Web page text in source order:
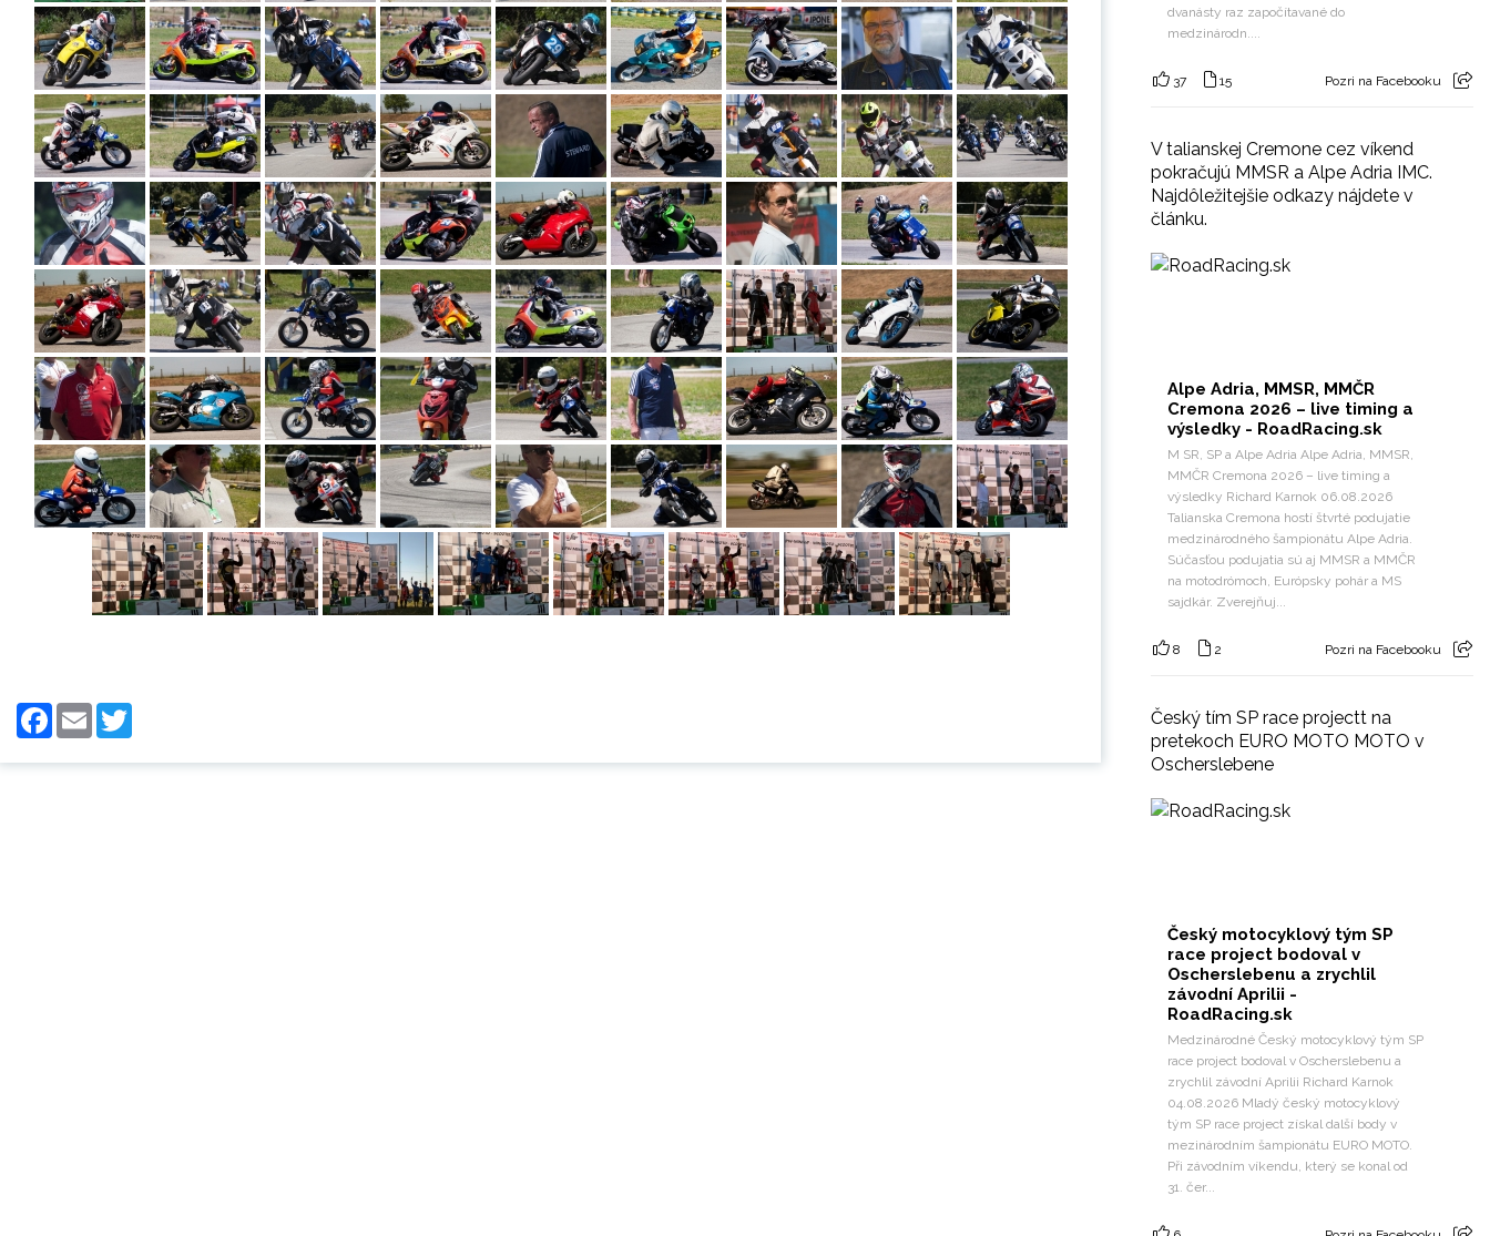
Facebook
Email
dvanásty raz započítavané do
medzinárodn....
37 15 Pozri na Facebooku
V talianskej Cremone cez víkend
pokračujú MMSR a Alpe Adria IMC.
Najdôležitejšie odkazy nájdete v
článku.
Alpe Adria, MMSR, MMČR
Cremona 2026 – live timing a
výsledky - RoadRacing.sk
M SR, SP a Alpe Adria Alpe Adria, MMSR,
MMČR Cremona 2026 – live timing a
výsledky Richard Karnok 06.08.2026
Talianska Cremona hostí štvrté podujatie
medzinárodného šampionátu Alpe Adria.
Súčasťou podujatia sú aj MMSR a MMČR
na motodrómoch, Európsky pohár a MS
sajdkár. Zverejňuj...
8 2 Pozri na Facebooku
Český tím SP race projectt na
pretekoch EURO MOTO MOTO v
Oscherslebene
Český motocyklový tým SP
race project bodoval v
Oscherslebenu a zrychlil
závodní Aprilii -
RoadRacing.sk
Medzinárodné Český motocyklový tým SP
race project bodoval v Oscherslebenu a
zrychlil závodní Aprilii Richard Karnok
04.08.2026 Mladý český motocyklový
tým SP race project získal další body v
mezinárodním šampionátu EURO MOTO.
Při závodním víkendu, který se konal od
31. čer...